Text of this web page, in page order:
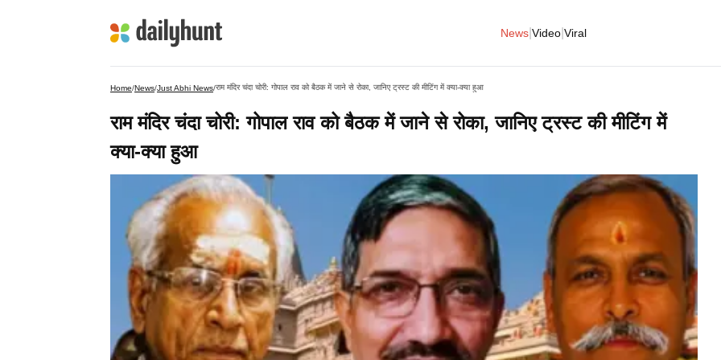
News Video Viral
Home/News/Just Abhi News/राम मंदिर चंदा चोरी: गोपाल राव को बैठक में जाने से रोका, जानिए ट्रस्ट की मीटिंग में क्या-क्या हुआ​
राम मंदिर चंदा चोरी: गोपाल राव को बैठक में जाने से रोका, जानिए ट्रस्ट की मीटिंग में
क्या-क्या हुआ​